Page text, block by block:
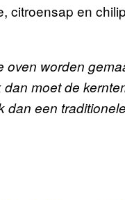
citroensap en
worden
moet de
een